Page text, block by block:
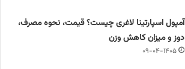
آمپول اسپارتینا لاغری چیست؟ قیمت، نحوه مصرف،
دوز و میزان کاهش وزن
۰۹-۰۴-۱۴۰۵